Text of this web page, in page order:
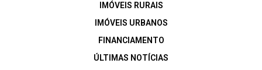
IMÓVEIS RURAIS
IMÓVEIS URBANOS
FINANCIAMENTO
ÚLTIMAS NOTÍCIAS